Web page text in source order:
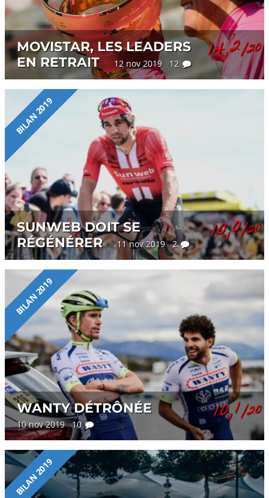
MOVISTAR, LES LEADERS
EN RETRAIT
12 nov 2019 12
14,2/20
BILAN 2019
SUNWEB DOIT SE
RÉGÉNÉRER
11 nov 2019 2
10,0/20
BILAN 2019
WANTY DÉTRÔNÉE
10 nov 2019 10
10,1/20
BILAN 2019